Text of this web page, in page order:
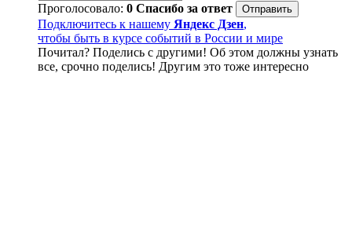
Проголосовало: 0 Спасибо за ответ
Подключитесь к нашему Яндекс Дзен,
чтобы быть в курсе событий в России и мире
Почитал? Поделись с другими! Об этом должны узнать
все, срочно поделись! Другим это тоже интересно